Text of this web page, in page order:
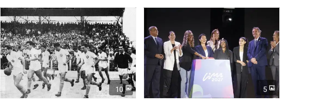
10 5